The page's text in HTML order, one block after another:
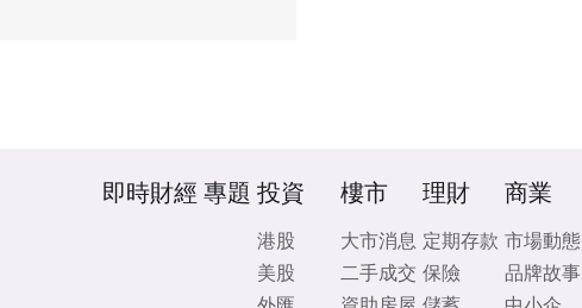
即時財經 專題 投資
港股
美股
樓市
大市消息
二手成交
理財
定期存款
保險
商業
市場動態
品牌故事